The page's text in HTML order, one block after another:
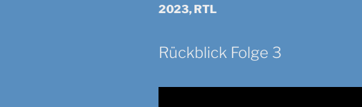
2023, RTL
Rückblick Folge 3